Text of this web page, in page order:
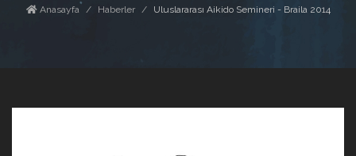
Anasayfa Haberler Uluslararası Aikido Semineri - Braila 2014